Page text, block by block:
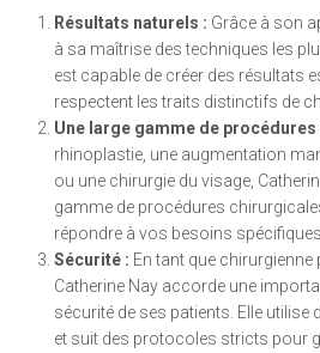
Résultats naturels : Grâce à son
à sa maîtrise des techniques les
est capable de créer des résultats
respectent les traits distinctifs de
Une large gamme de procédures
rhinoplastie, une augmentation
ou une chirurgie du visage,
gamme de procédures
répondre à vos besoins spécifiques.
Sécurité : En tant que chirurgienne
Catherine Nay accorde une
sécurité de ses patients. Elle utilise
et suit des protocoles stricts pour